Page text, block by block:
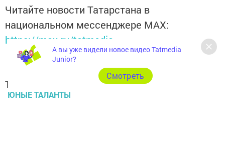
Читайте новости Татарстана в
национальном мессенджере MАХ:
https://max.ru/tatmedia
Теги:
ЮНЫЕ ТАЛАНТЫ
А вы уже видели новое видео Tatmedia
Junior?
Cмотреть